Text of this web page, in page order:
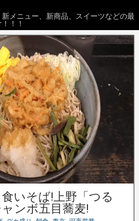
メニュー、新商品、スイーツなどの最
！！
いそば!上野「つる
ンボ五目蕎麦!